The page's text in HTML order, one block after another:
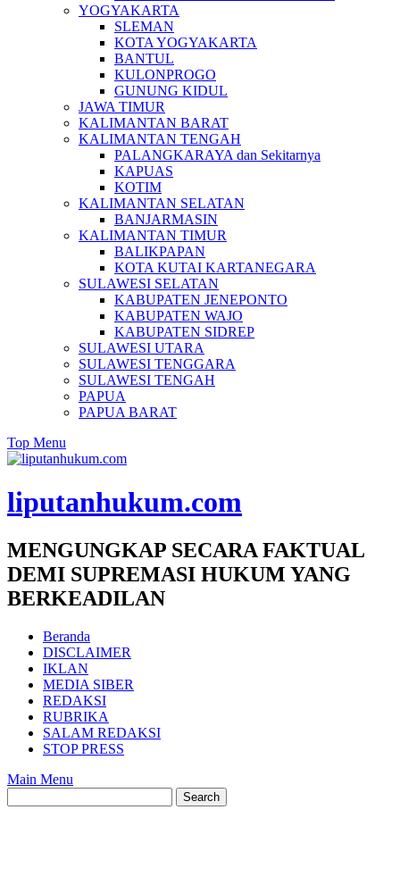
YOGYAKARTA
SLEMAN
KOTA YOGYAKARTA
BANTUL
KULONPROGO
GUNUNG KIDUL
JAWA TIMUR
KALIMANTAN BARAT
KALIMANTAN TENGAH
PALANGKARAYA dan Sekitarnya
KAPUAS
KOTIM
KALIMANTAN SELATAN
BANJARMASIN
KALIMANTAN TIMUR
BALIKPAPAN
KOTA KUTAI KARTANEGARA
SULAWESI SELATAN
KABUPATEN JENEPONTO
KABUPATEN WAJO
KABUPATEN SIDREP
SULAWESI UTARA
SULAWESI TENGGARA
SULAWESI TENGAH
PAPUA
PAPUA BARAT
Top Menu
liputanhukum.com
MENGUNGKAP SECARA FAKTUAL
DEMI SUPREMASI HUKUM YANG
BERKEADILAN
Beranda
DISCLAIMER
IKLAN
MEDIA SIBER
REDAKSI
RUBRIKA
SALAM REDAKSI
STOP PRESS
Main Menu